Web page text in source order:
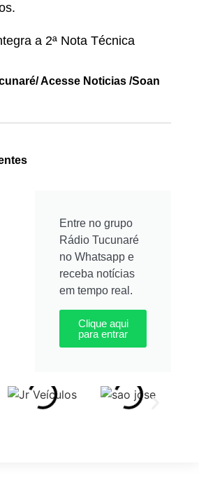
a 2ª Nota Técnica
Acesse Noticias /Soan
Entre no grupo
Rádio Tucunaré
no Whatsapp e
receba notícias
em tempo real.
Clique aqui
para entrar